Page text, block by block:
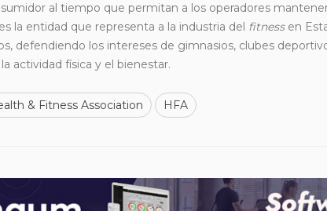
al tiempo que permitan a los operadores
la entidad que representa a la industria del fitnessen
defendiendo los intereses de gimnasios, clubes
actividad física y el bienestar.
& Fitness Association HFA